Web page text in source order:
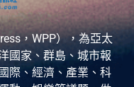
，WPP），為亞太
國家、群島、城市報
際、經濟、產業、科